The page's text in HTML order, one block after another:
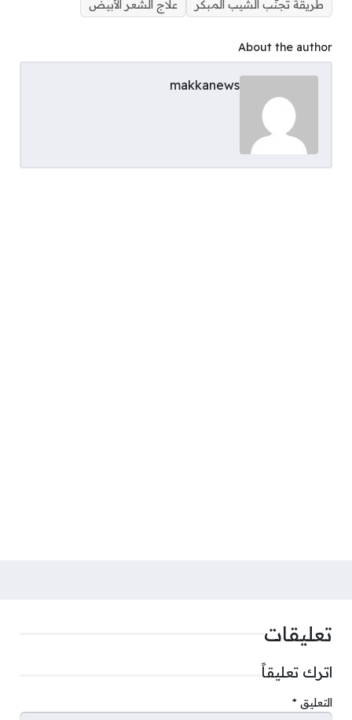
طريقة تجنّب الشيب المبكر
علاج الشعر الأبيض
About the author
makkanews
تعليقات
اترك تعليقاً
التعليق *